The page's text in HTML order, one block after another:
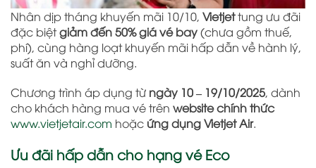
Nhân dịp tháng khuyến mãi 10/10, Vietjettung ưu đãi
đặc biệtgiảm đến 50% giá vé bay(chưa gồm thuế,
phí), cùng hàng loạt khuyến mãi hấp dẫn về hành lý,
suất ăn và nghỉ dưỡng.
Chương trình áp dụng từ ngày 10 – 19/10/2025, dành
cho khách hàng mua vé trên website chính thức
www.vietjetair.com hoặc ứng dụng Vietjet Air.
Ưu đãi hấp dẫn cho hạng vé Eco